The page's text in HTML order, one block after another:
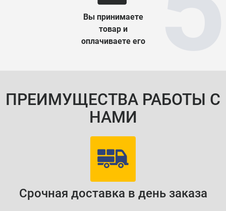
Вы принимаете
товар и
оплачиваете его
ПРЕИМУЩЕСТВА РАБОТЫ С
НАМИ
Срочная доставка в день заказа